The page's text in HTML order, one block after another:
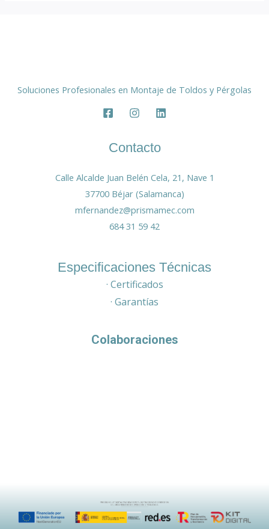
Soluciones Profesionales en Montaje de Toldos y Pérgolas
Contacto
Calle Alcalde Juan Belén Cela, 21, Nave 1
37700 Béjar (Salamanca)
mfernandez@prismamec.com
684 31 59 42
Especificaciones Técnicas
· Certificados
· Garantías
Colaboraciones